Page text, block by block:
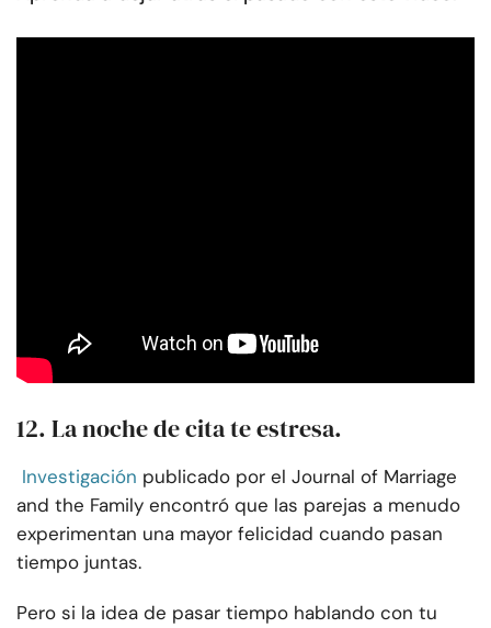
12. La noche de cita te estresa.
Investigación publicado por el Journal of Marriage
and the Family encontró que las parejas a menudo
experimentan una mayor felicidad cuando pasan
tiempo juntas.
Pero si la idea de pasar tiempo hablando con tu